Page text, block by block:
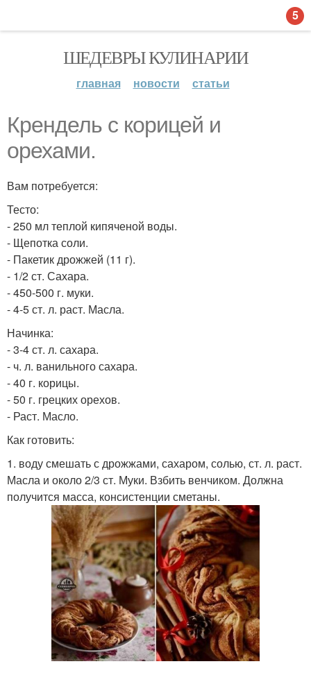
ШЕДЕВРЫ КУЛИНАРИИ
главная новости статьи
Крендель с корицей и
орехами.
Вам потребуется:
Тесто:
- 250 мл теплой кипяченой воды.
- Щепотка соли.
- Пакетик дрожжей (11 г).
- 1/2 ст. Сахара.
- 450-500 г. муки.
- 4-5 ст. л. раст. Масла.
Начинка:
- 3-4 ст. л. сахара.
- ч. л. ванильного сахара.
- 40 г. корицы.
- 50 г. грецких орехов.
- Раст. Масло.
Как готовить:
1. воду смешать с дрожжами, сахаром, солью, ст. л. раст.
Масла и около 2/3 ст. Муки. Взбить венчиком. Должна
получится масса, консистенции сметаны.
5